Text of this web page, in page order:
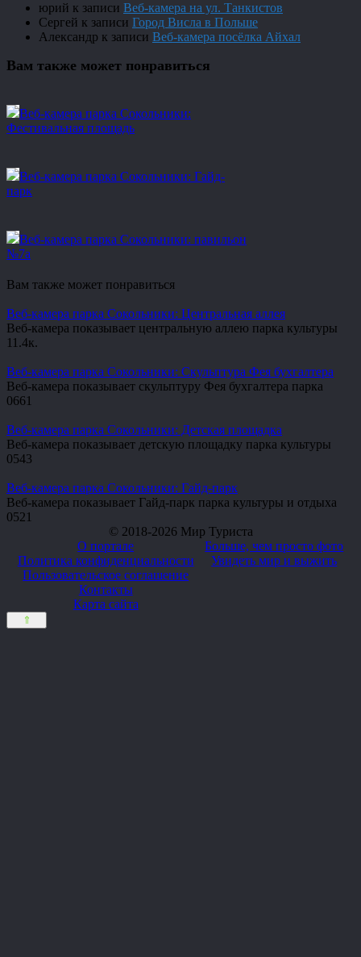
юрий к записи Веб-камера на ул. Танкистов
Сергей к записи Город Висла в Польше
Александр к записи Веб-камера посёлка Айхал
Вам также может понравиться
Веб-камера парка Сокольники:
Фестивальная площадь
Веб-камера парка Сокольники: Гайд-
парк
Веб-камера парка Сокольники: павильон
№7а
Вам также может понравиться
Веб-камера парка Сокольники: Центральная аллея
Веб-камера показывает центральную аллею парка культуры
1 1.4к.
Веб-камера парка Сокольники: Скульптура Фея бухгалтера
Веб-камера показывает скульптуру Фея бухгалтера парка
0661
Веб-камера парка Сокольники: Детская площадка
Веб-камера показывает детскую площадку парка культуры
0543
Веб-камера парка Сокольники: Гайд-парк
Веб-камера показывает Гайд-парк парка культуры и отдыха
0521
© 2018-2026 Мир Туриста
О портале
Политика конфиденциальности
Пользовательское соглашение
Контакты
Карта сайта
Больше, чем просто фото
Увидеть мир и выжить